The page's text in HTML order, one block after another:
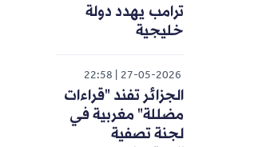
ترامب يهدد دولة
خليجية
27-05-2026
22:58
الجزائر تفند "قراءات
مضللة" مغربية في
لجنة تصفية